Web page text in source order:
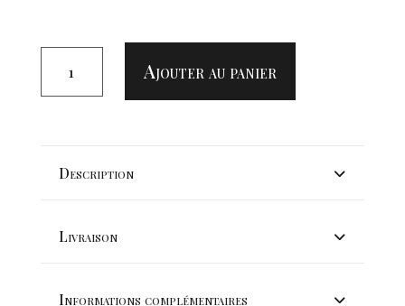
DIFFUSEUR
Ajouter au panier
Description
Livraison
Informations complémentaires